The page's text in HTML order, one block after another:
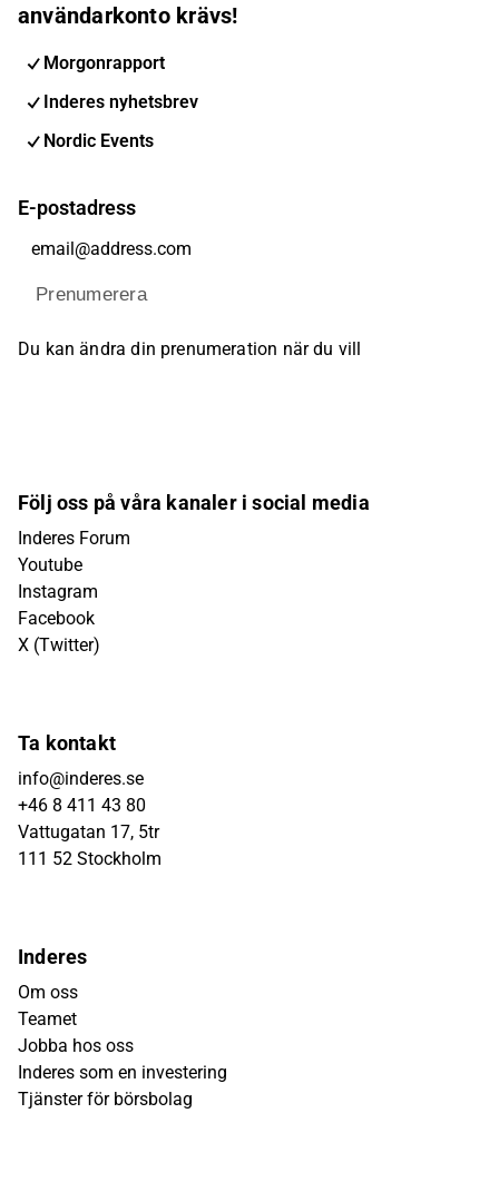
användarkonto krävs!
Morgonrapport
Inderes nyhetsbrev
Nordic Events
E-postadress
Prenumerera
Du kan ändra din prenumeration när du vill
Följ oss på våra kanaler i social media
Inderes Forum
Youtube
Instagram
Facebook
X (Twitter)
Ta kontakt
info@inderes.se
+46 8 411 43 80
Vattugatan 17, 5tr
111 52 Stockholm
Inderes
Om oss
Teamet
Jobba hos oss
Inderes som en investering
Tjänster för börsbolag